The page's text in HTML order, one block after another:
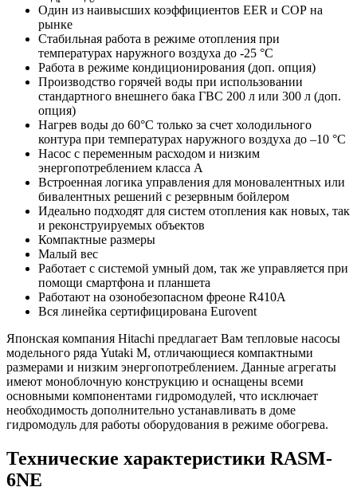
Один из наивысших коэффициентов EER и СОР на
рынке
Стабильная работа в режиме отопления при
температурах наружного воздуха до -25 °C
Работа в режиме кондиционирования (доп. опция)
Производство горячей воды при использовании
стандартного внешнего бака ГВС 200 л или 300 л (доп.
опция)
Нагрев воды до 60°C только за счет холодильного
контура при температурах наружного воздуха до –10 °C
Насос с переменным расходом и низким
энергопотреблением класса А
Встроенная логика управления для моновалентных или
бивалентных решений с резервным бойлером
Идеально подходят для систем отопления как новых, так
и реконструируемых объектов
Компактные размеры
Малый вес
Работает с системой умный дом, так же управляется при
помощи смартфона и планшета
Работают на озонобезопасном фреоне R410A
Вся линейка сертифицирована Eurovent
Японская компания Hitachi предлагает Вам тепловые насосы
модельного ряда Yutaki M, отличающиеся компактными
размерами и низким энергопотреблением. Данные агрегаты
имеют моноблочную конструкцию и оснащены всеми
основными компонентами гидромодулей, что исключает
необходимость дополнительно устанавливать в доме
гидромодуль для работы оборудования в режиме обогрева.
Технические характеристики RASM-
6NE